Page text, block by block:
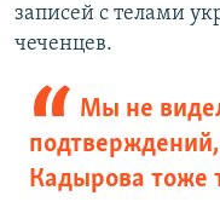
записей с телами
чеченцев.
Мы не
Кадырова тоже